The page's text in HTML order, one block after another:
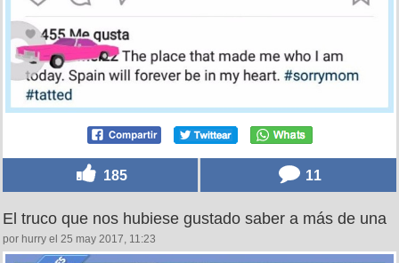
185 11
El truco que nos hubiese gustado saber a más de una
por hurry el 25 may 2017, 11:23